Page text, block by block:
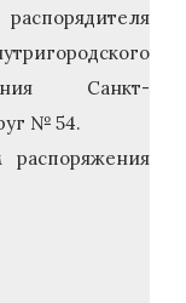
Санкт-
№ 54.